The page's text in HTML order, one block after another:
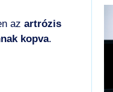
az artrózis
kopva.